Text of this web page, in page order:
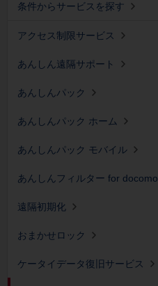
条件からサービスを探す
アクセス制限サービス
あんしん遠隔サポート
あんしんパック
あんしんパック ホーム
あんしんパック モバイル
あんしんフィルター for docomo
遠隔初期化
おまかせロック
ケータイデータ復旧サービス